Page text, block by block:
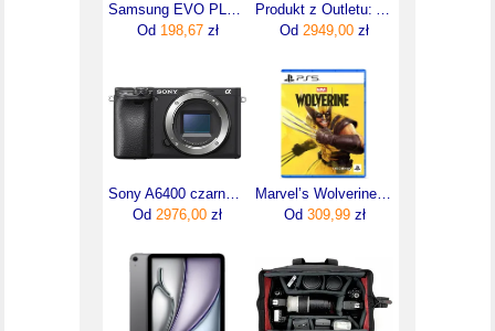
Samsung EVO PLUS microSDXC 128GB UHS-I U3 (MBMC128SAEU)
Od 198,67zł
Produkt z Outletu: Apple Iphone 16 Plus 128Gb Różowy Pink
Od 2949,00 zł
Sony A6400 czarny body
Od 2976,00 zł
Marvel’s Wolverine (Gra PS5)
Od 309,99zł